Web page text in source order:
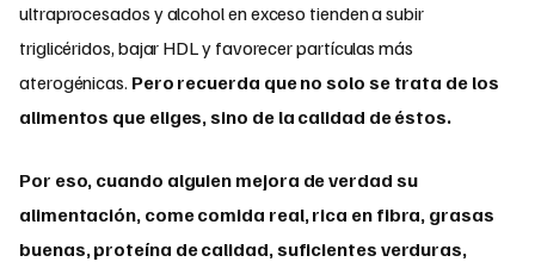
ultraprocesados y alcohol en exceso tienden a subir
triglicéridos, bajar HDL y favorecer partículas más
aterogénicas. Pero recuerda que no solo se trata de los
alimentos que eliges, sino de la calidad de éstos.
Por eso, cuando alguien mejora de verdad su
alimentación, come comida real, rica en fibra, grasas
buenas, proteína de calidad, suficientes verduras,